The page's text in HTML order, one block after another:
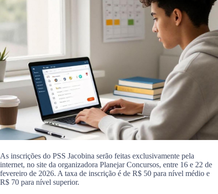
As inscrições do PSS Jacobina serão feitas exclusivamente pela
internet, no site da organizadora Planejar Concursos, entre 16 e 22 de
fevereiro de 2026. A taxa de inscrição é de R$ 50 para nível médio e
R$ 70 para nível superior.